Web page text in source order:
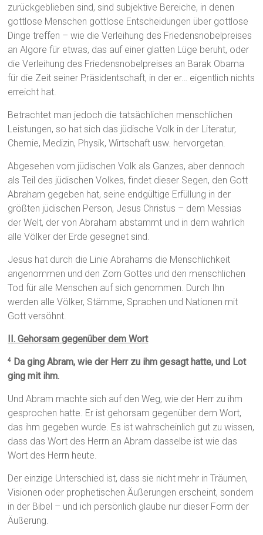
zurückgeblieben sind, sind subjektive Bereiche, in denen
gottlose Menschen gottlose Entscheidungen über gottlose
Dinge treffen – wie die Verleihung des Friedensnobelpreises
an Algore für etwas, das auf einer glatten Lüge beruht, oder
die Verleihung des Friedensnobelpreises an Barak Obama
für die Zeit seiner Präsidentschaft, in der er… eigentlich nichts
erreicht hat.
Betrachtet man jedoch die tatsächlichen menschlichen
Leistungen, so hat sich das jüdische Volk in der Literatur,
Chemie, Medizin, Physik, Wirtschaft usw. hervorgetan.
Abgesehen vom jüdischen Volk als Ganzes, aber dennoch
als Teil des jüdischen Volkes, findet dieser Segen, den Gott
Abraham gegeben hat, seine endgültige Erfüllung in der
größten jüdischen Person, Jesus Christus – dem Messias
der Welt, der von Abraham abstammt und in dem wahrlich
alle Völker der Erde gesegnet sind.
Jesus hat durch die Linie Abrahams die Menschlichkeit
angenommen und den Zorn Gottes und den menschlichen
Tod für alle Menschen auf sich genommen. Durch Ihn
werden alle Völker, Stämme, Sprachen und Nationen mit
Gott versöhnt.
II. Gehorsam gegenüber dem Wort
4
Da ging Abram, wie der Herr zu ihm gesagt hatte, und Lot
ging mit ihm.
Und Abram machte sich auf den Weg, wie der Herr zu ihm
gesprochen hatte. Er ist gehorsam gegenüber dem Wort,
das ihm gegeben wurde. Es ist wahrscheinlich gut zu wissen,
dass das Wort des Herrn an Abram dasselbe ist wie das
Wort des Herrn heute.
Der einzige Unterschied ist, dass sie nicht mehr in Träumen,
Visionen oder prophetischen Äußerungen erscheint, sondern
in der Bibel – und ich persönlich glaube nur dieser Form der
Äußerung.